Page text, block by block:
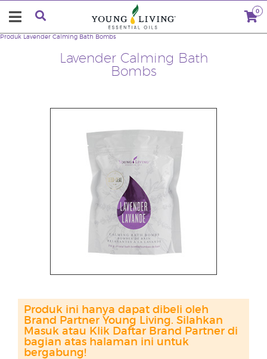
0
Lavender Calming Bath
Bombs
Produk Lavender Calming Bath Bombs
Produk ini hanya dapat dibeli oleh
Brand Partner Young Living. Silahkan
Masuk atau Klik Daftar Brand Partner di
bagian atas halaman ini untuk
bergabung!